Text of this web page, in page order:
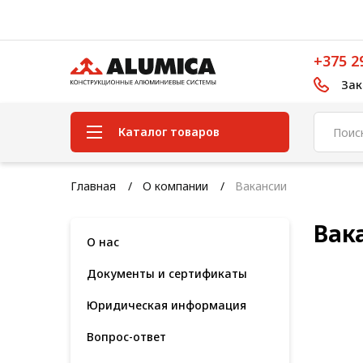
+375
Каталог товаров
Система конструкционного
система
Модульная трубная система
Кабельные короба
Конвейерная фурнитура
Главная О компании Вакансии
О нас
Документы и сертификаты
Юридическая информация
Вопрос-ответ